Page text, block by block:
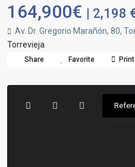
164,900€ | 2,198
Av. Dr. Gregorio Marañón, 80,
Torrevieja
Share Favorite Print